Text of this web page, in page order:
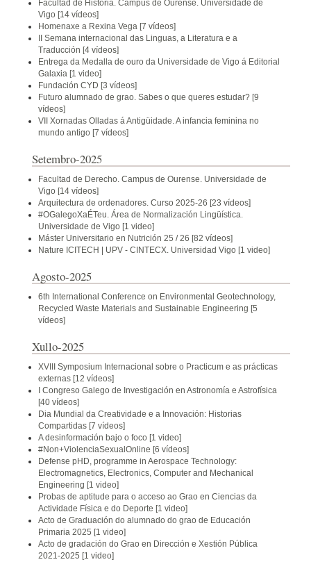
Facultad de Historia. Campus de Ourense. Universidade de
Vigo [14 vídeos]
Homenaxe a Rexina Vega [7 vídeos]
II Semana internacional das Linguas, a Literatura e a
Traducción [4 vídeos]
Entrega da Medalla de ouro da Universidade de Vigo á Editorial
Galaxia [1 video]
Fundación CYD [3 vídeos]
Futuro alumnado de grao. Sabes o que queres estudar? [9
vídeos]
VII Xornadas Olladas á Antigüidade. A infancia feminina no
mundo antigo [7 vídeos]
Setembro-2025
Facultad de Derecho. Campus de Ourense. Universidade de
Vigo [14 vídeos]
Arquitectura de ordenadores. Curso 2025-26 [23 vídeos]
#OGalegoXaÉTeu. Área de Normalización Lingüística.
Universidade de Vigo [1 video]
Máster Universitario en Nutrición 25 / 26 [82 vídeos]
Nature ICITECH | UPV - CINTECX. Universidad Vigo [1 video]
Agosto-2025
6th International Conference on Environmental Geotechnology,
Recycled Waste Materials and Sustainable Engineering [5
vídeos]
Xullo-2025
XVIII Symposium Internacional sobre o Practicum e as prácticas
externas [12 vídeos]
I Congreso Galego de Investigación en Astronomía e Astrofísica
[40 vídeos]
Dia Mundial da Creatividade e a Innovación: Historias
Compartidas [7 vídeos]
A desinformación bajo o foco [1 video]
#Non+ViolenciaSexualOnline [6 vídeos]
Defense pHD, programme in Aerospace Technology:
Electromagnetics, Electronics, Computer and Mechanical
Engineering [1 video]
Probas de aptitude para o acceso ao Grao en Ciencias da
Actividade Física e do Deporte [1 video]
Acto de Graduación do alumnado do grao de Educación
Primaria 2025 [1 video]
Acto de gradación do Grao en Dirección e Xestión Pública
2021-2025 [1 video]